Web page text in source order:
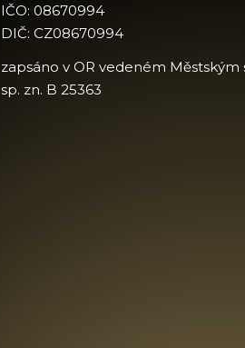
IČO: 08670994
DIČ: CZ08670994
zapsáno v OR vedeném Městským
sp. zn. B 25363